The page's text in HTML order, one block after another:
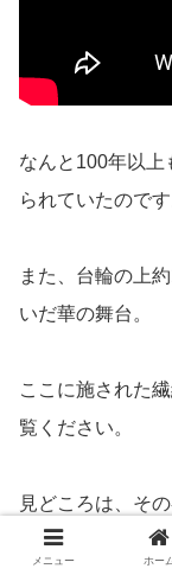
なんと100年以上
られていたのです
また、台輪の上
いだ華の舞台。
ここに施された
覧ください。
見どころは、そ
です。
メニュー ホー